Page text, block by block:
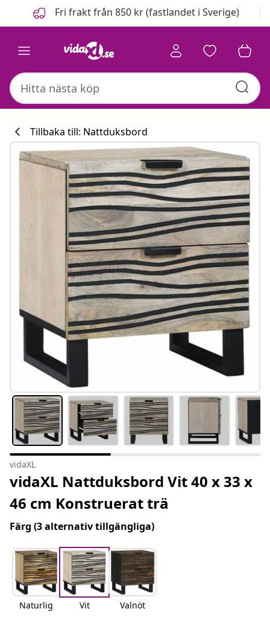
FöregåendeFri frakt från 850 kr (fastlandet i Sverige)
Tillbaka till: Nattduksbord
vidaXL
vidaXL Nattduksbord Vit 40 x 33 x
46 cm Konstruerat trä
Färg (3 alternativ tillgängliga)
Naturlig Vit Valnöt